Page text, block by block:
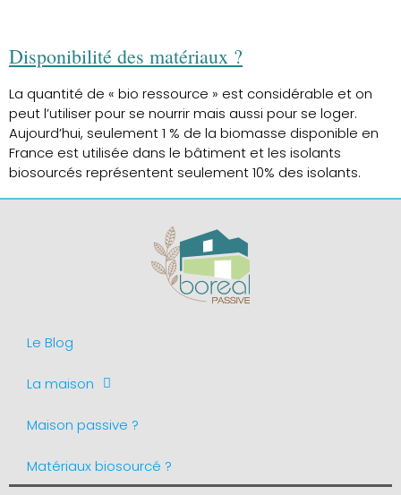
Disponibilité des matériaux ?
La quantité de « bio ressource » est considérable et on
peut l’utiliser pour se nourrir mais aussi pour se loger.
Aujourd’hui, seulement 1 % de la biomasse disponible en
France est utilisée dans le bâtiment et les isolants
biosourcés représentent seulement 10% des isolants.
Le Blog
La maison
Maison passive ?
Matériaux biosourcé ?